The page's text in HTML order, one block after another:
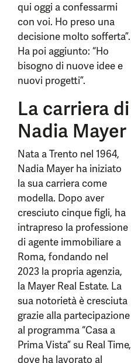
qui oggi a confessarmi
con voi. Ho preso una
decisione molto sofferta”.
Ha poi aggiunto: “Ho
bisogno di nuove idee e
nuovi progetti”.
La carriera di
Nadia Mayer
Nata a Trento nel 1964,
Nadia Mayer ha iniziato
la sua carriera come
modella. Dopo aver
cresciuto cinque figli, ha
intrapreso la professione
di agente immobiliare a
Roma, fondando nel
2023 la propria agenzia,
la Mayer Real Estate. La
sua notorietà è cresciuta
grazie alla partecipazione
al programma “Casa a
Prima Vista” su Real Time,
dove ha lavorato al